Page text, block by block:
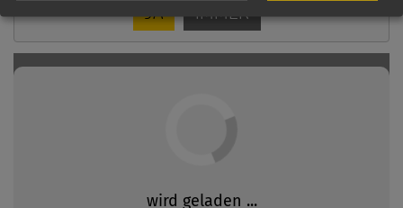
JA
IMMER